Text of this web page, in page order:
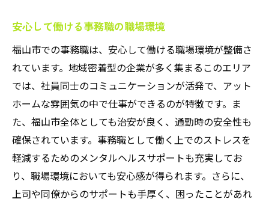
安心して働ける事務職の職場環境
福山市での事務職は、安心して働ける職場環境が整備さ
れています。地域密着型の企業が多く集まるこのエリア
では、社員同士のコミュニケーションが活発で、アット
ホームな雰囲気の中で仕事ができるのが特徴です。ま
た、福山市全体としても治安が良く、通勤時の安全性も
確保されています。事務職として働く上でのストレスを
軽減するためのメンタルヘルスサポートも充実してお
り、職場環境においても安心感が得られます。さらに、
上司や同僚からのサポートも手厚く、困ったことがあれ